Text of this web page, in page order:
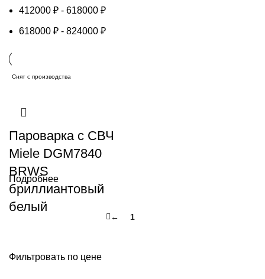
Фильтровать по цене
412000 ₽ - 618000 ₽
618000 ₽ - 824000 ₽
Снят с производства
Пароварка с СВЧ
Miele DGM7840
BRWS
бриллиантовый
белый
Подробнее
← 1